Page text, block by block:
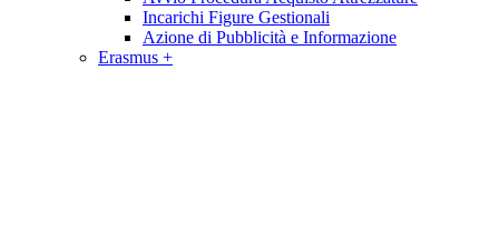
Incarichi Figure Gestionali
Azione di Pubblicità e Informazione
Erasmus +